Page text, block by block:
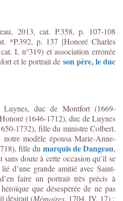
2013, cat. P.358, p. 107-108
*P.392, p. 137 [Honoré Charles
I, n°319) et association erronée
et le portrait de son père, le duc
Luynes, duc de Montfort (1669-
(1646-1712), duc de Luynes
1732), fille du ministre Colbert.
modèle épousa Marie-Anne-
fille du marquis de Dangeau,
doute à cette occasion qu’il se
d’une grande amitié avec Saint-
faire un portrait très précis à
que désespérée de ne pas
désirait (Mémoires, 1704, IV, 17) :